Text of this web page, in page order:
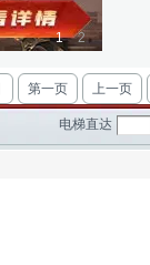
1 2
第一页 上一页
电梯直达